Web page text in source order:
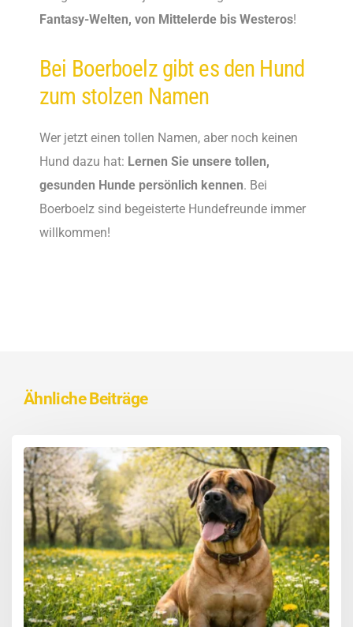
Fantasy-Welten, von Mittelerde bis Westeros!
Bei Boerboelz gibt es den Hund
zum stolzen Namen
Wer jetzt einen tollen Namen, aber noch keinen
Hund dazu hat: Lernen Sie unsere tollen,
gesunden Hunde persönlich kennen. Bei
Boerboelz sind begeisterte Hundefreunde immer
willkommen!
Ähnliche Beiträge